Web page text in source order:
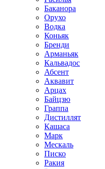
Баканора
Орухо
Водка
Коньяк
Бренди
Арманьяк
Кальвадос
Абсент
Аквавит
Арцах
Байцзю
Граппа
Дистиллят
Кашаса
Марк
Мескаль
Писко
Ракия